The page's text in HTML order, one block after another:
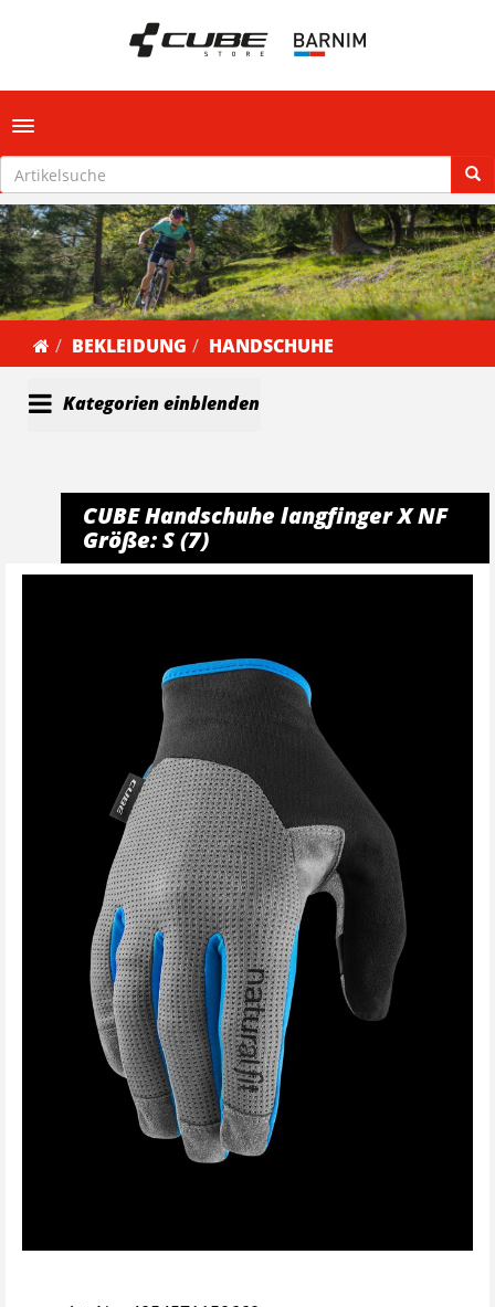
Toggle navigation
BEKLEIDUNG HANDSCHUHE
Kategorien einblenden
CUBE Handschuhe langfinger X NF
Größe: S (7)